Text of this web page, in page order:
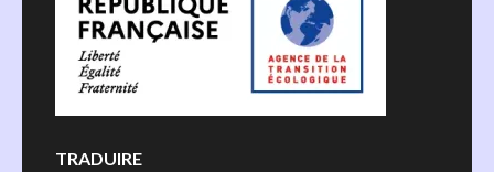
TRADUIRE